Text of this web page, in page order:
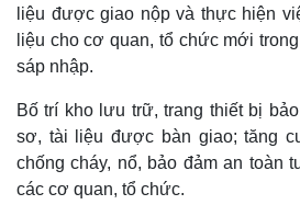
Thế giới
Quan sát
liệu được giao nộp và thực hiện
liệu cho cơ quan, tổ chức mới
sáp nhập.
Bố trí kho lưu trữ, trang thiết bị
sơ, tài liệu được bàn giao; tăng
chống cháy, nổ, bảo đảm an toàn
các cơ quan, tổ chức.